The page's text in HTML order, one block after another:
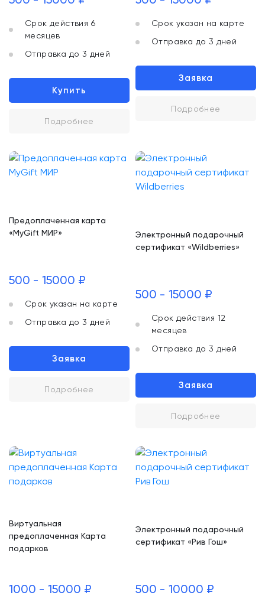
Срок действия 6
месяцев
Отправка до 3 дней
Купить
Подробнее
Срок указан на карте
Отправка до 3 дней
Заявка
Подробнее
Предоплаченная карта
«MyGift МИР»
500 - 15000 ₽
Срок указан на карте
Отправка до 3 дней
Заявка
Подробнее
Электронный подарочный
сертификат «Wildberries»
500 - 15000 ₽
Срок действия 12
месяцев
Отправка до 3 дней
Заявка
Подробнее
Виртуальная
предоплаченная Карта
подарков
1000 - 15000 ₽
Электронный подарочный
сертификат «Рив Гош»
500 - 10000 ₽